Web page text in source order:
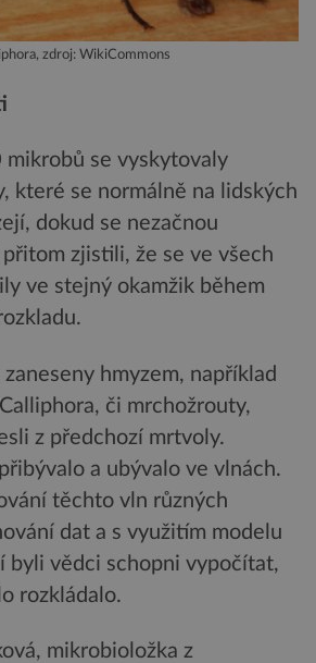
zdroj: WikiCommons
se vyskytovaly
které se normálně na lidských
dokud se nezačnou
zjistili, že se ve všech
ve stejný okamžik během
hmyzem, například
či mrchožrouty,
z předchozí mrtvoly.
a ubývalo ve vlnách.
těchto vln různých
dat a s využitím modelu
byli vědci schopni vypočítat,
rozkládalo.
mikrobioložka z